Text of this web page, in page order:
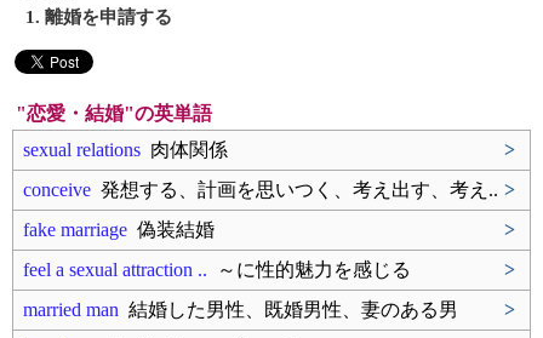
1. 離婚を申請する
"恋愛・結婚"の英単語
sexual relations 肉体関係
>
conceive 発想する、計画を思いつく、考え出す、考え.. >
fake marriage 偽装結婚
>
feel a sexual attraction .. ～に性的魅力を感じる
>
married man 結婚した男性、既婚男性、妻のある男
>